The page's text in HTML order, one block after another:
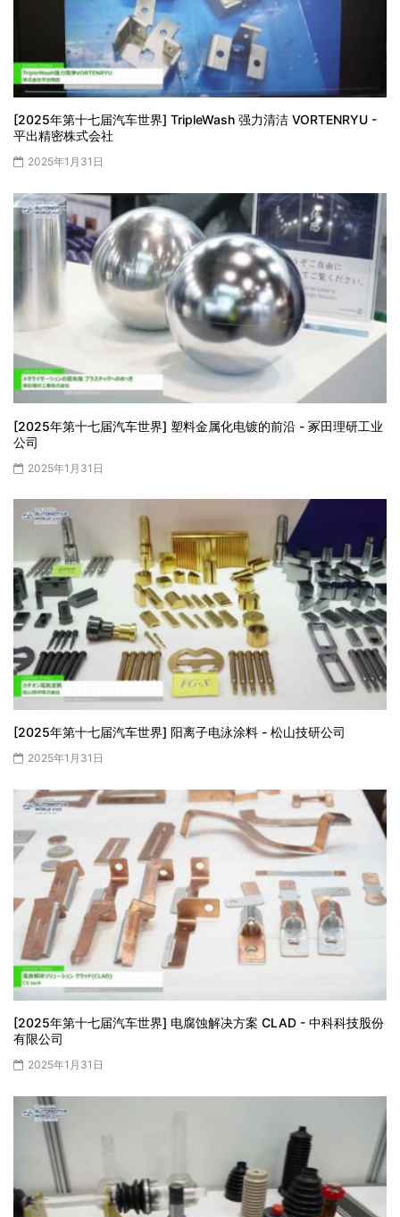
[2025年第十七届汽车世界] TripleWash 强力清洁 VORTENRYU -
平出精密株式会社
2025年1月31日
[2025年第十七届汽车世界] 塑料金属化电镀的前沿 - 冢田理研工业
公司
2025年1月31日
[2025年第十七届汽车世界] 阳离子电泳涂料 - 松山技研公司
2025年1月31日
[2025年第十七届汽车世界] 电腐蚀解决方案 CLAD - 中科科技股份
有限公司
2025年1月31日